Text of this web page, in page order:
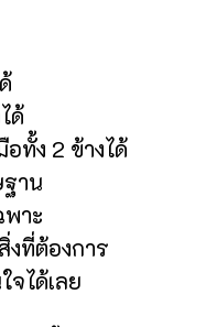
ด้
ทั้ง 2 ข้างได้
าน
พาะ
งที่ต้องการ
จได้เลย